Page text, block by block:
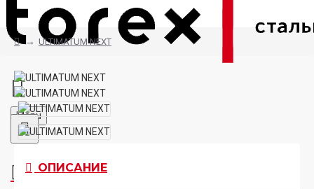
Menu
ULTIMATUM NEXT
ОПИСАНИЕ